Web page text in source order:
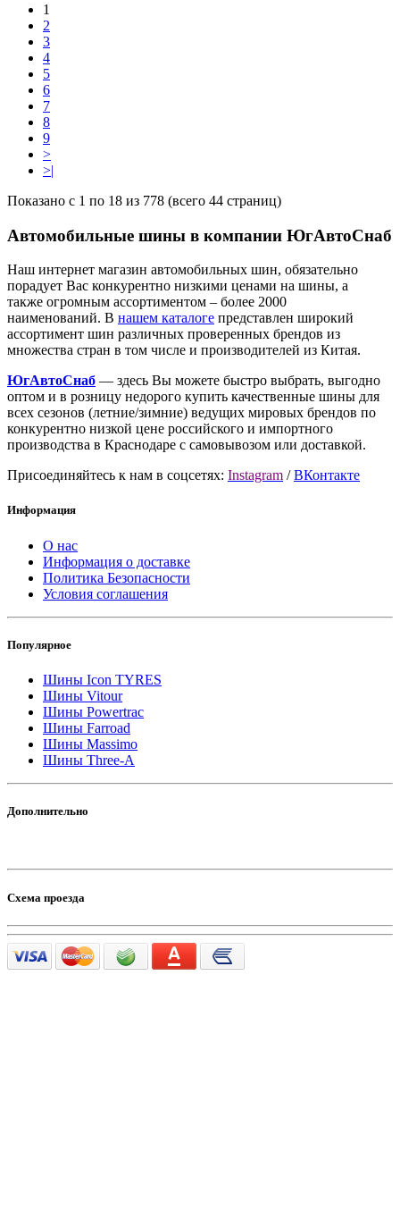
1
2
3
4
5
6
7
8
9
>
>|
Показано с 1 по 18 из 778 (всего 44 страниц)
Автомобильные шины в компании ЮгАвтоСнаб
Наш интернет магазин автомобильных шин, обязательно
порадует Вас конкурентно низкими ценами на шины, а
также огромным ассортиментом – более 2000
наименований. В нашем каталоге представлен широкий
ассортимент шин различных проверенных брендов из
множества стран в том числе и производителей из Китая.
ЮгАвтоСнаб — здесь Вы можете быстро выбрать, выгодно
оптом и в розницу недорого купить качественные шины для
всех сезонов (летние/зимние) ведущих мировых брендов по
конкурентно низкой цене российского и импортного
производства в Краснодаре с самовывозом или доставкой.
Присоединяйтесь к нам в соцсетях: Instagram /ВКонтакте
Информация
О нас
Информация о доставке
Политика Безопасности
Условия соглашения
Популярное
Шины Icon TYRES
Шины Vitour
Шины Powertrac
Шины Farroad
Шины Massimo
Шины Three-A
Дополнительно
Схема проезда